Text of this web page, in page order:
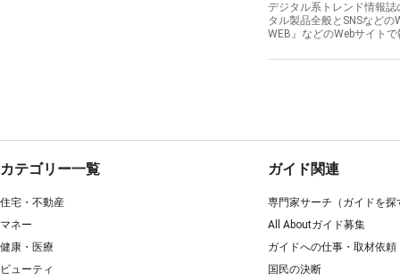
デジタル系トレンド情報
タル製品全般とSNSなど
WEB』などのWebサイト
カテゴリー一覧
住宅・不動産
マネー
健康・医療
ビューティ
ガイド関連
専門家サーチ（ガイドを探
All Aboutガイド募集
ガイドへの仕事・取材依頼
国民の決断